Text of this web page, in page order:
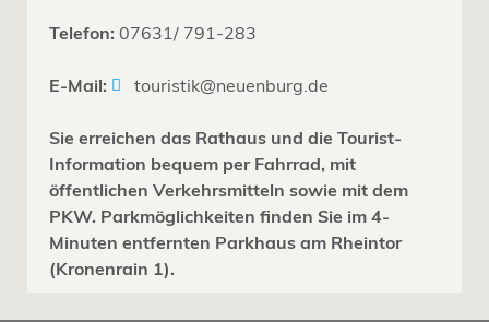
Telefon: 07631/ 791-283
E-Mail: touristik@neuenburg.de
Sie erreichen das Rathaus und die Tourist-
Information bequem per Fahrrad, mit
öffentlichen Verkehrsmitteln sowie mit dem
PKW. Parkmöglichkeiten finden Sie im 4-
Minuten entfernten Parkhaus am Rheintor
(Kronenrain 1).